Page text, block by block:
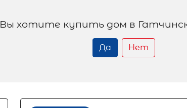
Вы хотите купить дом в
Да Нет